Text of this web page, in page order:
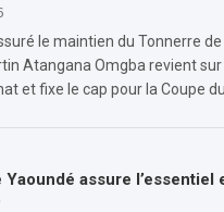
le maintien du Tonnerre de
Atangana Omgba revient sur
et fixe le cap pour la Coupe
assure l’essentiel